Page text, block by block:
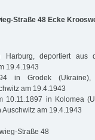
Straße 48 Ecke
deportiert aus
19.4.1943
in Grodek (Ukraine),
am 19.4.1943
10.11.1897 in Kolomea
am 19.4.1943
Straße 48